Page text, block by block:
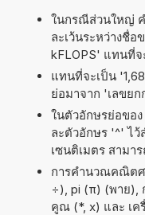
ในกรณีส่วนใหญ่
ละเว้นระหว่างชื่อ
kFLOPS' แทนที่จ
แทนที่จะเป็น
ย่อมาจาก 'เลขยก
ในตัวอักษรย่อขอ
ละตัวอักษร '^' ไ
เซนติเมตร สามา
การคำนวณคณิตศ
÷), pi (π) (พาย),
คูณ (*, x) และ เค